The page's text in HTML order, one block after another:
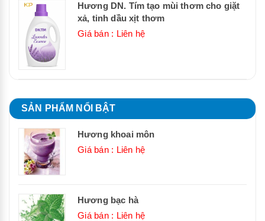
Hương DN. Tím tạo mùi thơm cho giặt
xả, tinh dầu xịt thơm
Giá bán : Liên hệ
SẢN PHẨM NỔI BẬT
Hương khoai môn
Giá bán : Liên hệ
Hương bạc hà
Giá bán : Liên hệ